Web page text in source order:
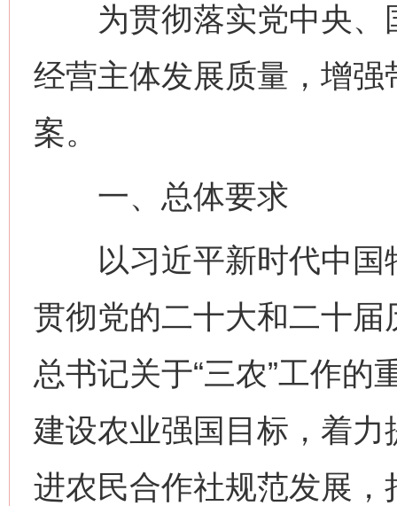
为贯彻落实党中央、
经营主体发展质量，增
案。
一、总体要求
以习近平新时代中国
贯彻党的二十大和二十
总书记关于“三农”工作
建设农业强国目标，着
进农民合作社规范发展